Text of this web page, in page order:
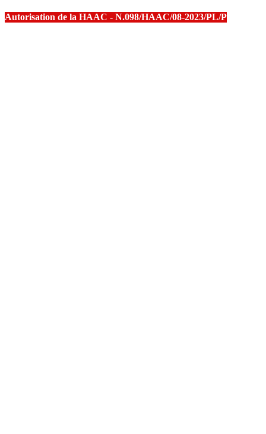
Autorisation de la HAAC - N.098/HAAC/08-2023/PL/P